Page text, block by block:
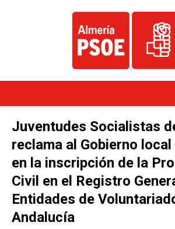
Juventudes Socialistas
reclama al Gobierno
en la inscripción de la
Civil en el Registro
Entidades de
Andalucía